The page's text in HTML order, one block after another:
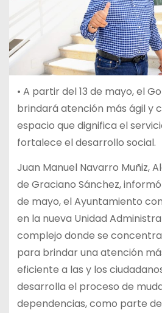
• A partir del 13 de mayo, el
brindará atención más ágil y
espacio que dignifica el
fortalece el desarrollo social.
Juan Manuel Navarro Muñiz,
de Graciano Sánchez,
de mayo, el Ayuntamiento
en la nueva Unidad
complejo donde se
para brindar una atención
eficiente a las y los
desarrolla el proceso de
dependencias, como parte